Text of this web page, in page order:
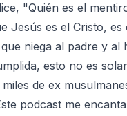
"Quién es el
Jesús es el Cristo, es
niega al padre y al
esto no es
de ex
podcast me